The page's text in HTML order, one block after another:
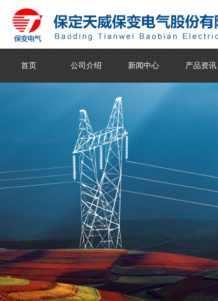
首页 公司介绍 新闻中心 产品资讯